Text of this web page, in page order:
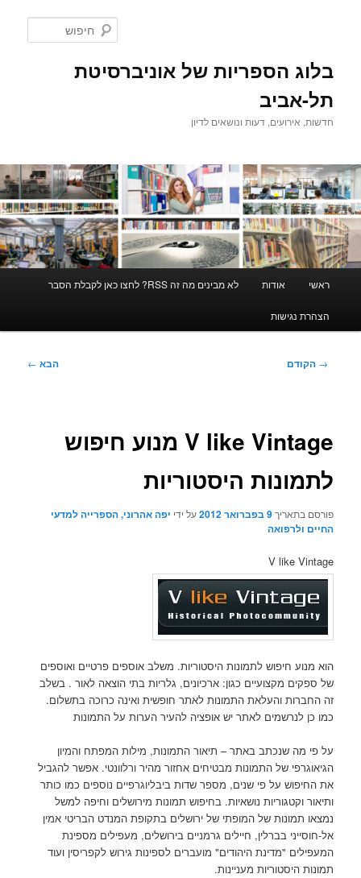
בלוג הספריות של אוניברסיטת
תל-אביב
חדשות, אירועים, דעות ונושאים לדיון
ראשי אודות לא מבינים מה זה RSS? לחצו כאן לקבלת הסבר
הצהרת נגישות
ניווט
→ הקודם הבא ←
V like Vintage מנוע חיפוש
לתמונות היסטוריות
פורסם בתאריך9 בפברואר 2012 על ידי יפה אהרוני, הספרייה למדעי
החיים ולרפואה
V like Vintage
הוא מנוע חיפוש לתמונות היסטוריות. משלב אוספים פרטיים ואוספים
של ספקים מקצועיים כגון: ארכיונים, גלריות בתי הוצאה לאור . בשלב
זה החברות והעלאת התמונות לאתר חופשית ואינה כרוכה בתשלום.
כמו כן לנרשמים לאתר יש אופציה להעיר הערות על התמונות
על פי מה שנכתב באתר – תיאור התמונות, מילות המפתח והמיון
הגיאוגרפי של התמונות מבטיחים אחזור מהיר ורלוונטי. אפשר להגביל
את החיפוש על פי שנים, מספר שדות ביבליוגרפיים נוספים כמו כותר
ותיאור וקטגוריות נושאיות. בחיפוש תמונות מירושלים וחיפה למשל
נמצאו תמונות של המופתי של ירושלים בתקופת המנדט הבריטי אמין
אל-חוסייני בברלין, חיילים גרמניים בירושלים, מעפילים מספינת
המעפילים "מדינת היהודים" מועברים לספינות גירוש לקפריסין ועוד
תמונות היסטוריות מעניינות.